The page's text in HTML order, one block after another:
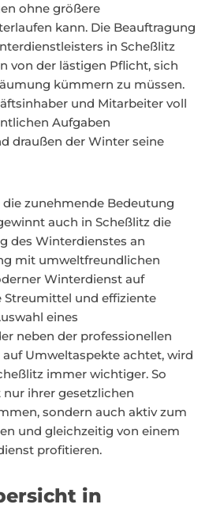
ohne größere
kann. Die Beauftragung
in Scheßlitz
von der lästigen Pflicht, sich
kümmern zu müssen.
und Mitarbeiter voll
Aufgaben
draußen der Winter seine
zunehmende Bedeutung
auch in Scheßlitz die
des Winterdienstes an
mit umweltfreundlichen
Winterdienst auf
Streumittel und effiziente
eines
neben der professionellen
Umweltaspekte achtet, wird
immer wichtiger. So
ihrer gesetzlichen
sondern auch aktiv zum
und gleichzeitig von einem
profitieren.
in